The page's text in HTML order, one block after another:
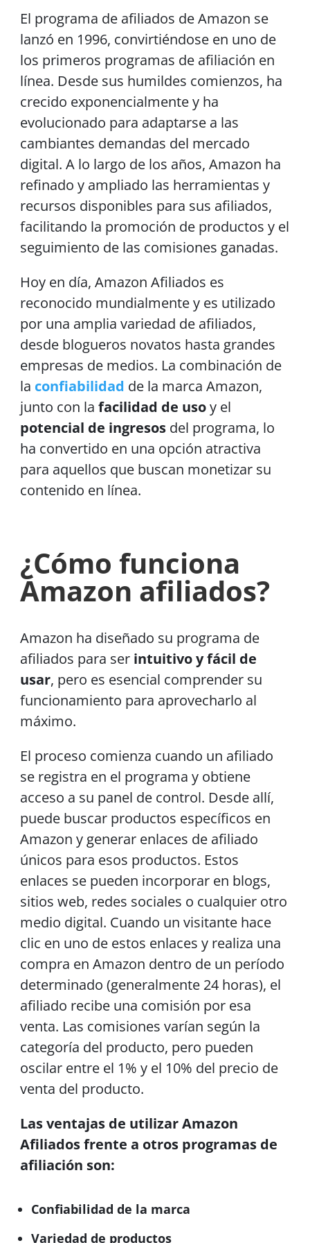
El programa de afiliados de Amazon se
lanzó en 1996, convirtiéndose en uno de
los primeros programas de afiliación en
línea. Desde sus humildes comienzos, ha
crecido exponencialmente y ha
evolucionado para adaptarse a las
cambiantes demandas del mercado
digital. A lo largo de los años, Amazon ha
refinado y ampliado las herramientas y
recursos disponibles para sus afiliados,
facilitando la promoción de productos y el
seguimiento de las comisiones ganadas.
Hoy en día, Amazon Afiliados es
reconocido mundialmente y es utilizado
por una amplia variedad de afiliados,
desde blogueros novatos hasta grandes
empresas de medios. La combinación de
la confiabilidad de la marca Amazon,
junto con lafacilidad de usoy el
potencial de ingresos del programa, lo
ha convertido en una opción atractiva
para aquellos que buscan monetizar su
contenido en línea.
¿Cómo funciona
Amazon afiliados?
Amazon ha diseñado su programa de
afiliados para ser intuitivo y fácil de
usar, pero es esencial comprender su
funcionamiento para aprovecharlo al
máximo.
El proceso comienza cuando un afiliado
se registra en el programa y obtiene
acceso a su panel de control. Desde allí,
puede buscar productos específicos en
Amazon y generar enlaces de afiliado
únicos para esos productos. Estos
enlaces se pueden incorporar en blogs,
sitios web, redes sociales o cualquier otro
medio digital. Cuando un visitante hace
clic en uno de estos enlaces y realiza una
compra en Amazon dentro de un período
determinado (generalmente 24 horas), el
afiliado recibe una comisión por esa
venta. Las comisiones varían según la
categoría del producto, pero pueden
oscilar entre el 1% y el 10% del precio de
venta del producto.
Las ventajas de utilizar Amazon
Afiliados frente a otros programas de
afiliación son:
Confiabilidad de la marca
Variedad de productos